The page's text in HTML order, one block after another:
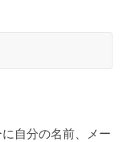
自分の名前、メー